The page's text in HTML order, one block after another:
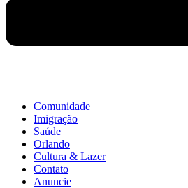
Comunidade
Imigração
Saúde
Orlando
Cultura & Lazer
Contato
Anuncie